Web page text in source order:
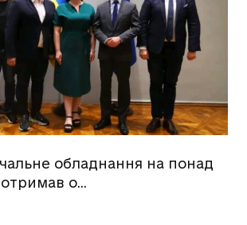
обладнання на понад
о…